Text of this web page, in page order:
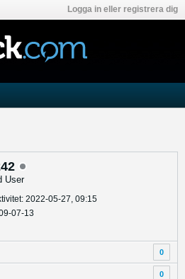
Logga in eller registrera dig
User
2022-05-27, 09:15
07-13
0
0